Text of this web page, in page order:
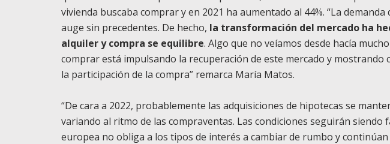
vivienda buscaba comprar y en 2021 ha aumentado al 44%. “La
auge sin precedentes. De hecho, la transformación del mercado ha
alquiler y compra se equilibre. Algo que no veíamos desde hacía
comprar está impulsando la recuperación de este mercado y mostrando
la participación de la compra” remarca María Matos.
“De cara a 2022, probablemente las adquisiciones de hipotecas se
variando al ritmo de las compraventas. Las condiciones seguirán siendo
europea no obliga a los tipos de interés a cambiar de rumbo y continúan